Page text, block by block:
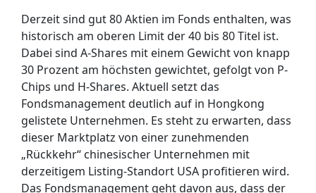
Derzeit sind gut 80 Aktien im Fonds enthalten, was
historisch am oberen Limit der 40 bis 80 Titel ist.
Dabei sind A-Shares mit einem Gewicht von knapp
30 Prozent am höchsten gewichtet, gefolgt von P-
Chips und H-Shares. Aktuell setzt das
Fondsmanagement deutlich auf in Hongkong
gelistete Unternehmen. Es steht zu erwarten, dass
dieser Marktplatz von einer zunehmenden
„Rückkehr“ chinesischer Unternehmen mit
derzeitigem Listing-Standort USA profitieren wird.
Das Fondsmanagement geht davon aus, dass der